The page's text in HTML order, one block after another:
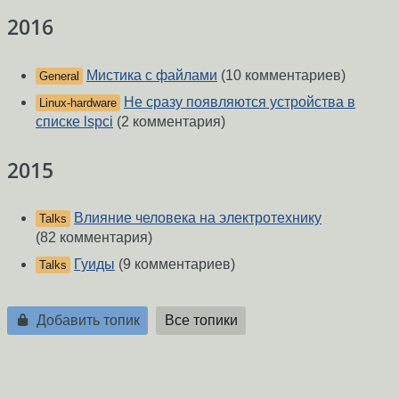
2016
General Мистика с файлами (10 комментариев)
Linux-hardware
Не сразу появляются устройства в
списке lspci (2 комментария)
2015
Talks
Влияние человека на электротехнику
(82 комментария)
Talks Гуиды (9 комментариев)
Добавить топик Все топики